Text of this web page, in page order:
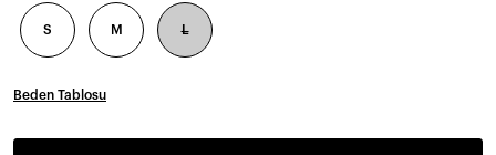
S M L
Beden Tablosu